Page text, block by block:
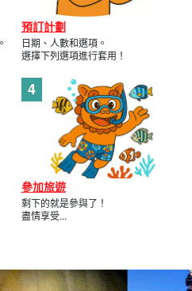
日可預約] 在宮古島的 Churaumi 海中
在清澈的海中漫步，享受海灘SUP之旅
送諮詢》（No.932）。
/ 8:30-10:00
15:00
19:00
。
。 → 方向標記或指示器 7,900
處。
19:00
。→ 方向標記或指示器
預訂計劃
日期、人數和選項。
選擇下列選項進行套用！
參加旅遊
剩下的就是參與了！
盡情享受...